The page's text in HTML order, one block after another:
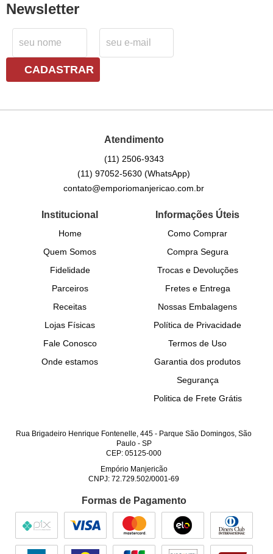
Newsletter
CADASTRAR
Atendimento
(11) 2506-9343
(11) 97052-5630(WhatsApp)
contato@emporiomanjericao.com.br
Institucional
Home
Quem Somos
Fidelidade
Parceiros
Receitas
Lojas Físicas
Fale Conosco
Onde estamos
Informações Úteis
Como Comprar
Compra Segura
Trocas e Devoluções
Fretes e Entrega
Nossas Embalagens
Política de Privacidade
Termos de Uso
Garantia dos produtos
Segurança
Politica de Frete Grátis
Rua Brigadeiro Henrique Fontenelle, 445 - Parque São Domingos, São
Paulo- SP
CEP: 05125-000
Empório Manjericão
CNPJ: 72.729.502/0001-69
Formas de Pagamento